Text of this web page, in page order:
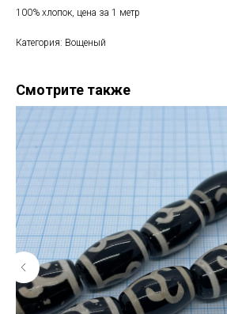
100% хлопок, цена за 1 метр
Категория: Вощеный
Смотрите также